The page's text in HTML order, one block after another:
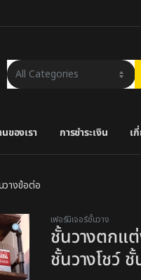
ของเรา การชำระเงิน เ
วางข้อต่อ
เฟอร์นิเจอร์ชั้นวาง
ชั้นวางตกแ
ชั้นวางโชว์